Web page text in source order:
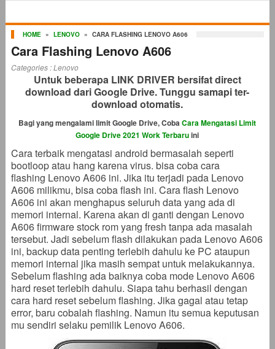
HOME » LENOVO » CARA FLASHING LENOVO A606
Cara Flashing Lenovo A606
Categories :Lenovo
Untuk beberapa LINK DRIVER bersifat direct
download dari Google Drive. Tunggu samapi ter-
download otomatis.
Bagi yang mengalami limit Google Drive, CobaCara Mengatasi Limit
Google Drive 2021 Work Terbaruini
Cara terbaik mengatasi android bermasalah seperti
bootloop atau hang karena virus. bisa coba cara
flashing Lenovo A606 ini. Jika itu terjadi pada Lenovo
A606 milikmu, bisa coba flash ini. Cara flash Lenovo
A606 ini akan menghapus seluruh data yang ada di
memori internal. Karena akan di ganti dengan Lenovo
A606 firmware stock rom yang fresh tanpa ada masalah
tersebut. Jadi sebelum flash dilakukan pada Lenovo A606
ini, backup data penting terlebih dahulu ke PC ataupun
memori internal jika masih sempat untuk melakukannya.
Sebelum flashing ada baiknya coba mode Lenovo A606
hard reset terlebih dahulu. Siapa tahu berhasil dengan
cara hard reset sebelum flashing. Jika gagal atau tetap
error, baru cobalah flashing. Namun itu semua keputusan
mu sendiri selaku pemilik Lenovo A606.